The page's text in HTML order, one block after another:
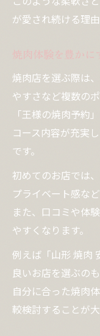
が愛され続ける理
焼肉体験を豊かに
焼肉店を選ぶ際は
やすさなど複数の
「王様の焼肉予約
コース内容が充実
です。
初めてのお店では
プライベート感な
また、口コミや体
やすくなります。
例えば「山形 焼肉
良いお店を選ぶの
自分に合った焼肉
較検討することが大